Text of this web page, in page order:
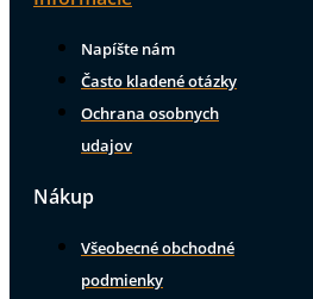
Napíšte nám
Často kladené otázky
Ochrana osobnych
udajov
Nákup
Všeobecné obchodné
podmienky